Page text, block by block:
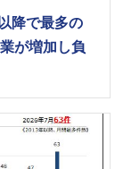
降で最多の
が増加し負